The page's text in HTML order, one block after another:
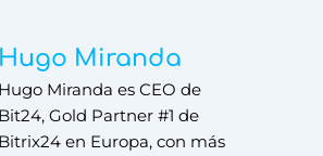
Hugo Miranda
Hugo Miranda es CEO de
Bit24, Gold Partner #1 de
Bitrix24 en Europa, con más